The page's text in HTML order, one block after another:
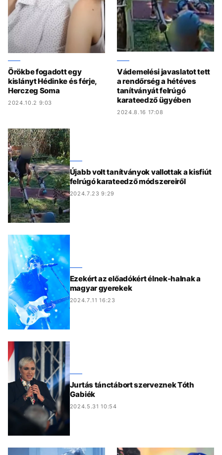
Örökbe fogadott egy
kislányt Hédinke és férje,
Herczeg Soma
2024.10.2 9:03
Vádemelési javaslatot tett
a rendőrség a hétéves
tanítványát felrúgó
karateedző ügyében
2024.8.16 17:08
Újabb volt tanítványok vallottak a kisfiút
felrúgó karateedző módszereiről
2024.7.23 9:29
Ezekért az előadókért élnek-halnak a
magyar gyerekek
2024.7.11 16:23
Jurtás tánctábort szerveznek Tóth
Gabiék
2024.5.31 10:54